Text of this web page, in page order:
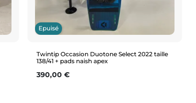
Epuisé
Twintip Occasion Duotone Select 2022 taille
138/41 + pads naish apex
Prix
390,00 €